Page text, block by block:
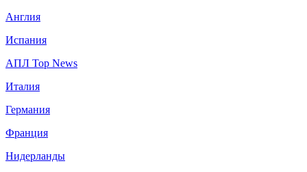
Англия
Испания
АПЛ Top News
Италия
Германия
Франция
Нидерланды